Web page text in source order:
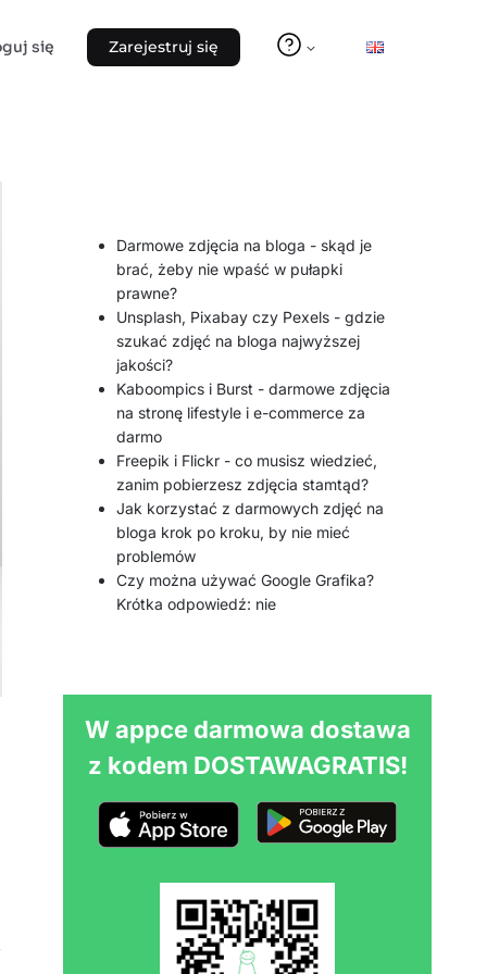
się Zarejestruj się
Darmowe zdjęcia na bloga - skąd je
brać, żeby nie wpaść w pułapki
prawne?
Unsplash, Pixabay czy Pexels - gdzie
szukać zdjęć na bloga najwyższej
jakości?
Kaboompics i Burst - darmowe zdjęcia
na stronę lifestyle i e-commerce za
darmo
Freepik i Flickr - co musisz wiedzieć,
zanim pobierzesz zdjęcia stamtąd?
Jak korzystać z darmowych zdjęć na
bloga krok po kroku, by nie mieć
problemów
Czy można używać Google Grafika?
Krótka odpowiedź: nie
W appce darmowa dostawa
z kodem DOSTAWAGRATIS!